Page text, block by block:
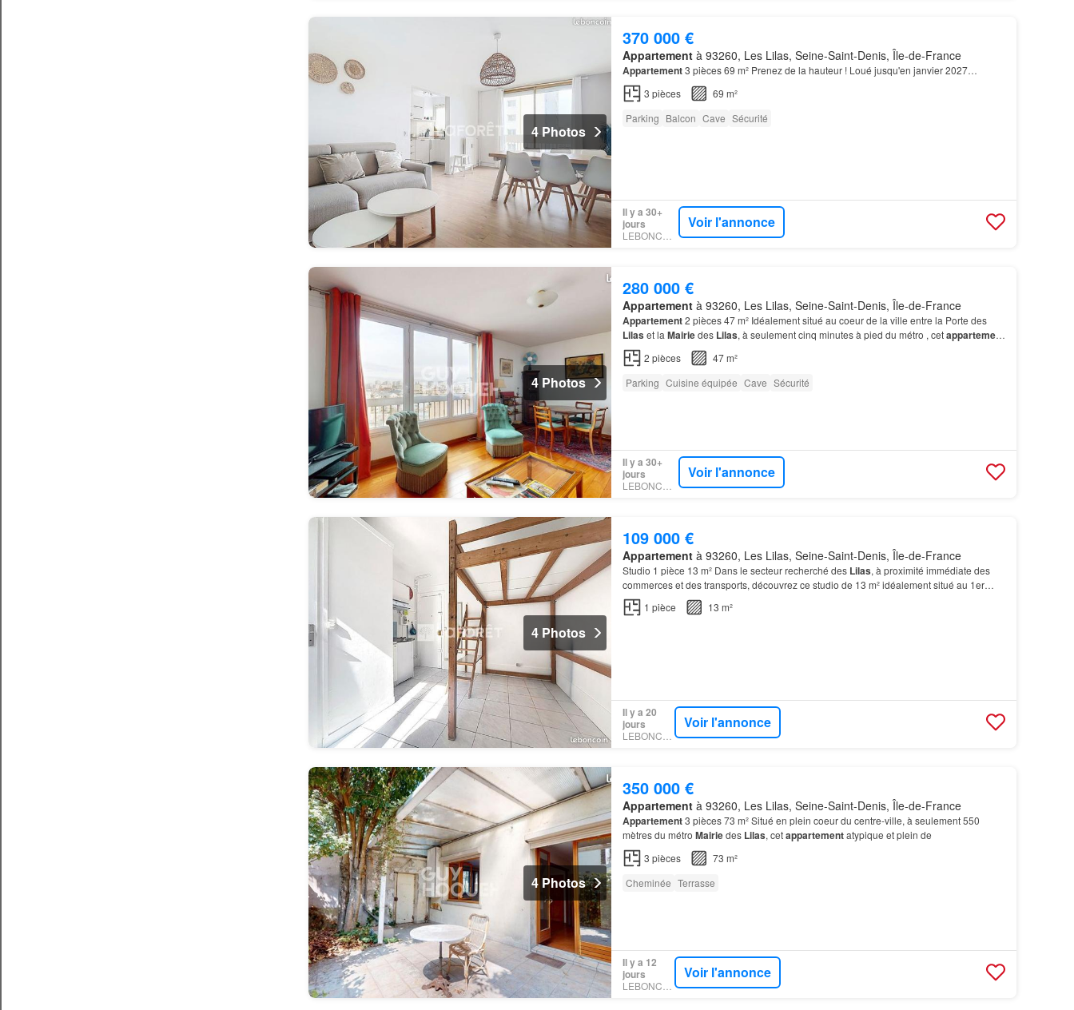
4 Photos
370 000 €
Appartementà 93260, Les Lilas, Seine-Saint-Denis, Île-de-France
Appartement3 pièces 69 m² Prenez de la hauteur ! Loué jusqu'en janvier 2027…
3 pièces
69 m²
Parking Balcon Cave Sécurité
Il y a 30+
jours
Voir l'annonce
4 Photos
280 000 €
Appartementà 93260, Les Lilas, Seine-Saint-Denis, Île-de-France
Appartement2 pièces 47 m² Idéalement situé au coeur de la ville entre la Porte des
Lilas et la Mairiedes Lilas, à seulement cinq minutes à pied du métro , cetappartement
de deux pièces d'une surface de 46,91 m² représente…
2 pièces
47 m²
Parking Cuisine équipée Cave Sécurité
Il y a 30+
jours
Voir l'annonce
4 Photos
109 000 €
Appartementà 93260, Les Lilas, Seine-Saint-Denis, Île-de-France
Studio 1 pièce 13 m² Dans le secteur recherché des Lilas, à proximité immédiate des
commerces et des transports, découvrez ce studio de 13 m² idéalement situé au 1er
étage, à seulement 5 minutes à pied du métro
1 pièce 13 m²
Il y a 20
jours
Voir l'annonce
4 Photos
350 000 €
Appartementà 93260, Les Lilas, Seine-Saint-Denis, Île-de-France
Appartement3 pièces 73 m² Situé en plein coeur du centre-ville, à seulement 550
mètres du métro Mairiedes Lilas, cetappartementatypique et plein de
3 pièces
73 m²
Cheminée Terrasse
Il y a 12
jours
Voir l'annonce